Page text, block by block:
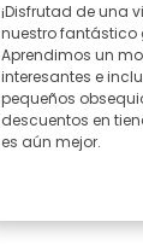
¡Disfrutad de una
nuestro fantástico
Aprendimos un
interesantes e
pequeños
descuentos en
es aún mejor.